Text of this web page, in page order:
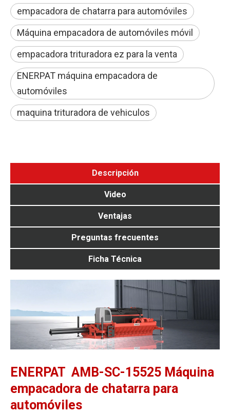
empacadora de chatarra para automóviles
Máquina empacadora de automóviles móvil
empacadora trituradora ez para la venta
ENERPAT máquina empacadora de
automóviles
maquina trituradora de vehiculos
Descripción
Video
Ventajas
Preguntas frecuentes
Ficha Técnica
ENERPAT AMB-SC-15525 Máquina
empacadora de chatarra para
automóviles